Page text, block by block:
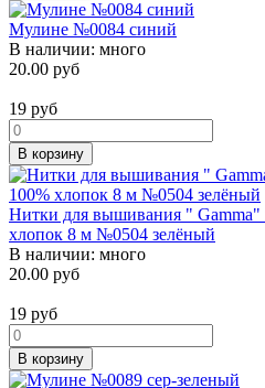
Мулине №0084 синий
В наличии: много
20.00 руб
19 руб
В корзину
Нитки для вышивания " Gamma"
хлопок 8 м №0504 зелёный
В наличии: много
20.00 руб
19 руб
В корзину